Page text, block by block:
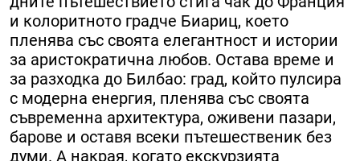
и колоритното градче Биариц, което
пленява със своята елегантност и истории
за аристократична любов. Остава време и
за разходка до Билбао: град, който пулсира
с модерна енергия, пленява със своята
съвременна архитектура, оживени пазари,
барове и оставя всеки пътешественик без
думи. А накрая, когато екскурзията